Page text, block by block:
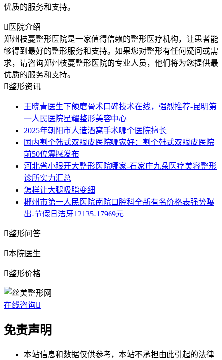
优质的服务和支持。
 医院介绍
郑州枝蔓整形医院是一家值得信赖的整形医疗机构，让患者能
够得到最好的整形服务和支持。如果您对整形有任何疑问或需
求，请咨询郑州枝蔓整形医院的专业人员，他们将为您提供最
优质的服务和支持。
整形资讯
王晓青医生下颌磨骨术口碑技术在线，强烈推荐-昆明第
一人民医院星耀整形美容中心
2025年朝阳市人造酒窝手术哪个医院擅长
国内割个韩式双眼皮医院哪家好：割个韩式双眼皮医院
前50位震撼发布
河北省小眼开大整形医院哪家-石家庄九朵医疗美容整形
诊所实力汇总
怎样让大腿吸脂变细
郴州市第一人民医院南院口腔科全新有名价格表强势曝
出-节假日洁牙12135-17969元
整形问答
本院医生
整形价格
在线咨询
免责声明
本站信息和数据仅供参考，本站不承担由此引起的法律